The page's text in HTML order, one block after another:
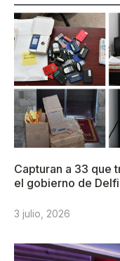
Capturan a 33 que
el gobierno de
3 julio, 2026